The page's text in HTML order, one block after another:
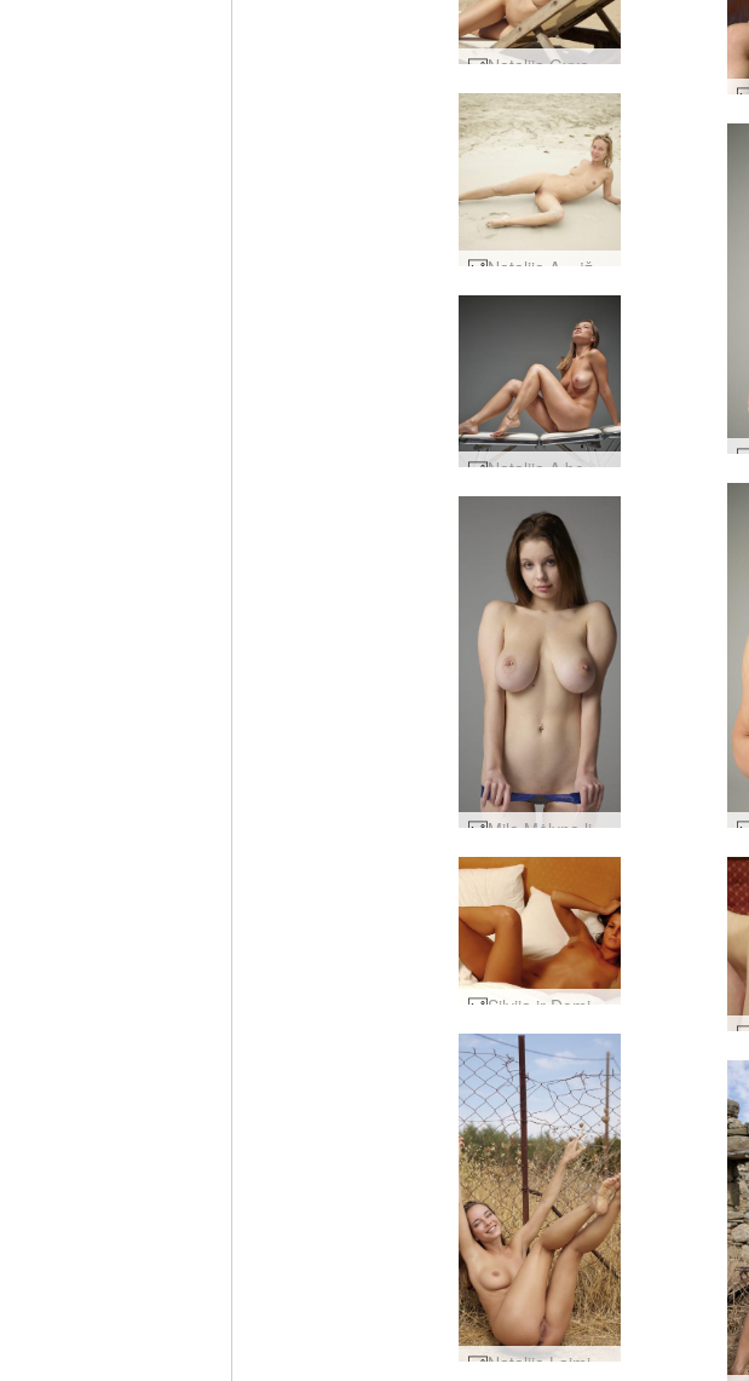
Natalija Gyvenimas yra paplūdimys #28
Natalija A be grožio #15
Mila Mėlyna liemenėlė ir kelnaitės #28
Silvija ir Dominyka lovoje #43
Natalija Laiminga nuoga #3